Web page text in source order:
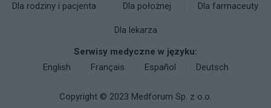
Dla rodziny i pacjenta
Dla położnej Dla farmaceuty
Dla lekarza
Serwisy medyczne w języku:
English
Français Español Deutsch
Copyright © 2023 Medforum Sp. z o.o.